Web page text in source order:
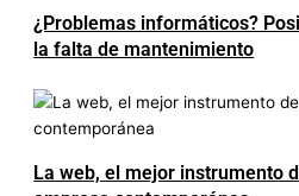
¿Problemas informáticos?
la falta de mantenimiento
La web, el mejor instrumento